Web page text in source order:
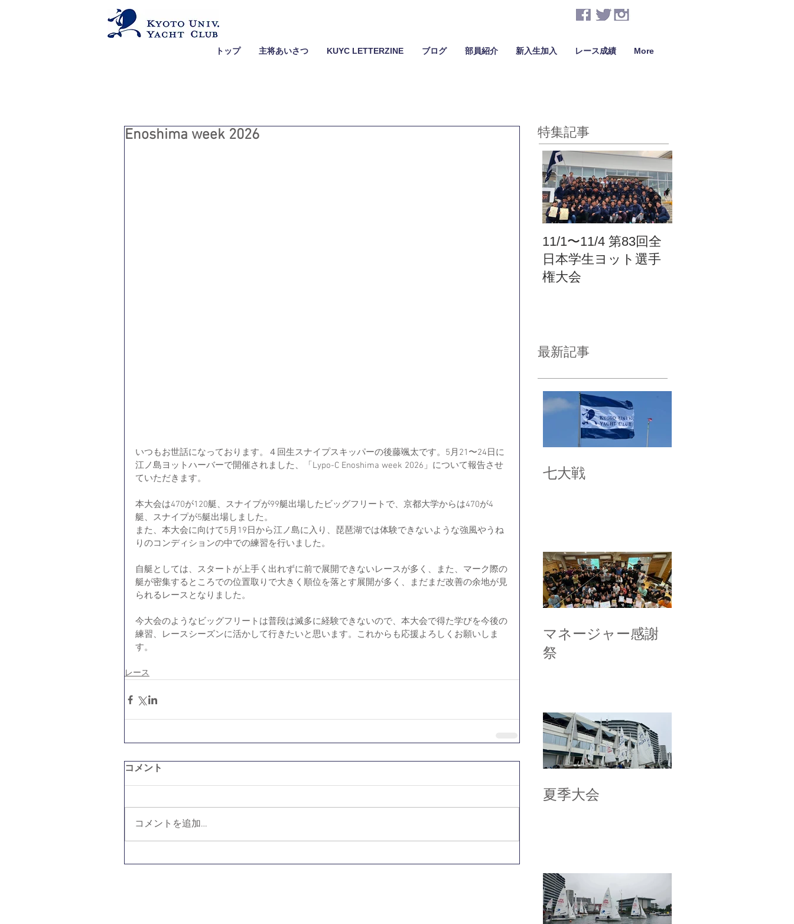
トップ 主将あいさつ KUYC LETTERZINE ブログ 部員紹介 新入生加入 レース成績 More
Enoshima week 2026
いつもお世話になっております。４回生スナイプスキッパーの後藤颯太です。5月21〜24日に
江ノ島ヨットハーバーで開催されました、「Lypo-C Enoshima week 2026」について報告させ
ていただきます。
本大会は470が120艇、スナイプが99艇出場したビッグフリートで、京都大学からは470が4
艇、スナイプが5艇出場しました。
また、本大会に向けて5月19日から江ノ島に入り、琵琶湖では体験できないような強風やうね
りのコンディションの中での練習を行いました。
自艇としては、スタートが上手く出れずに前で展開できないレースが多く、また、マーク際の
艇が密集するところでの位置取りで大きく順位を落とす展開が多く、まだまだ改善の余地が見
られるレースとなりました。
今大会のようなビッグフリートは普段は滅多に経験できないので、本大会で得た学びを今後の
練習、レースシーズンに活かして行きたいと思います。これからも応援よろしくお願いしま
す。
レース
コメント
コメントを追加…
特集記事
11/1〜11/4 第83回全
日本学生ヨット選手
権大会
最新記事
七大戦
マネージャー感謝
祭
夏季大会